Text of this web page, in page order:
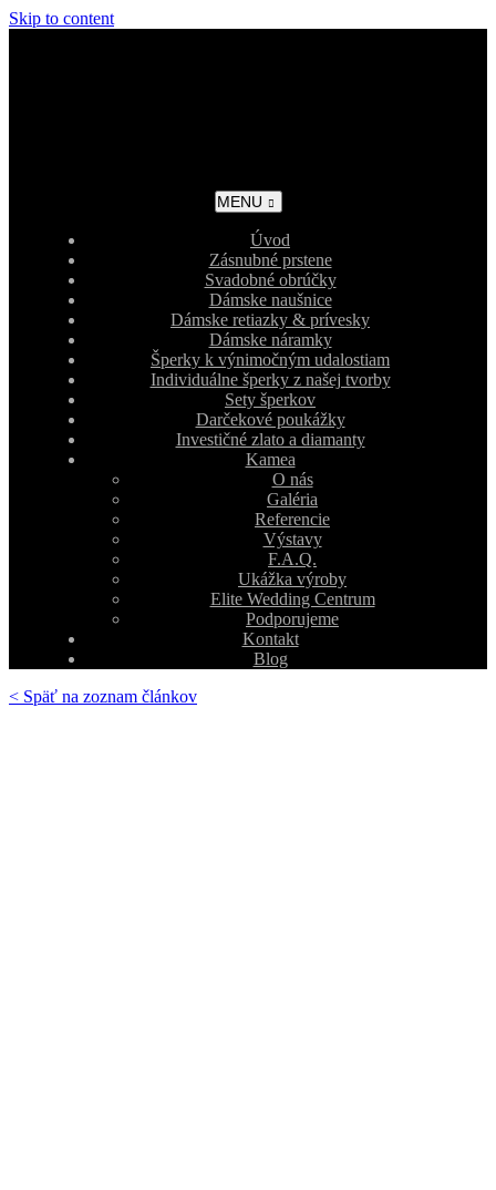
Skip to content
MENU
Úvod
Zásnubné prstene
Svadobné obrúčky
Dámske naušnice
Dámske retiazky & prívesky
Dámske náramky
Šperky k výnimočným udalostiam
Individuálne šperky z našej tvorby
Sety šperkov
Darčekové poukážky
Investičné zlato a diamanty
Kamea
O nás
Galéria
Referencie
Výstavy
F.A.Q.
Ukážka výroby
Elite Wedding Centrum
Podporujeme
Kontakt
Blog
< Späť na zoznam článkov